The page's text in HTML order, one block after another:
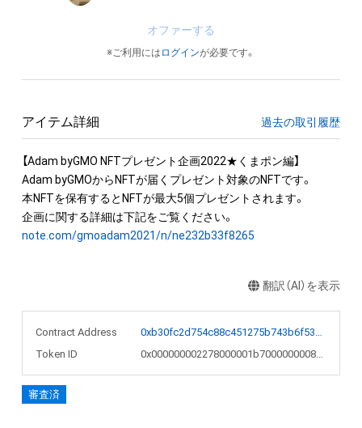
オファーする
※ご利用には ログインが必要です。
アイテム詳細 過去の取引履歴
【Adam byGMO NFTプレゼント企画2022★くまポン編】
Adam byGMOからNFTが届くプレゼント対象のNFTです。
本NFTを保有するとNFTが最大5個プレゼントされます。
note.com/gmoadam2021/n/ne232b33f8265
翻訳（AI）を表示
Contract Address
0xb30fc2d754c88c451275b743b6f530f19f643683
Token ID
0x000000002278000001b7000000008c18
審査済